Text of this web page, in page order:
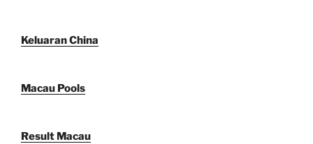
Keluaran China
Macau Pools
Result Macau